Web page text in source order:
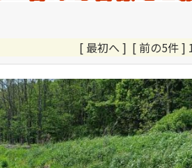
[ 最初へ ] [ 前の5件 ]